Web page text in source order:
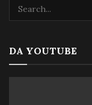
DA YOUTUBE